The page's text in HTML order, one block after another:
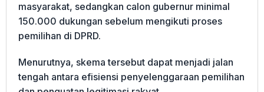
masyarakat, sedangkan calon gubernur minimal
150.000 dukungan sebelum mengikuti proses
pemilihan di DPRD.
Menurutnya, skema tersebut dapat menjadi jalan
tengah antara efisiensi penyelenggaraan pemilihan